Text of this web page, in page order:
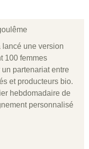
lancé une version
100 femmes
partenariat entre
et producteurs bio.
hebdomadaire de
personnalisé